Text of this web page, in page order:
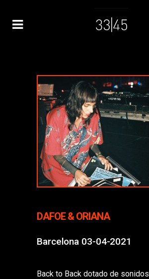
DAFOE & ORIANA
Barcelona 03-04-2021
Back to Back dotado de sonidos